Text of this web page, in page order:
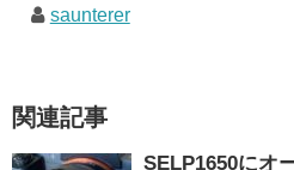
saunterer
関連記事
SELP1650にオ